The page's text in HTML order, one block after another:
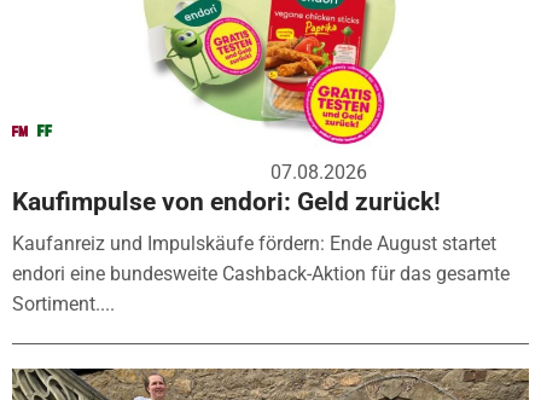
07.08.2026
Kaufimpulse von endori: Geld zurück!
Kaufanreiz und Impulskäufe fördern: Ende August startet
endori eine bundesweite Cashback-Aktion für das gesamte
Sortiment....